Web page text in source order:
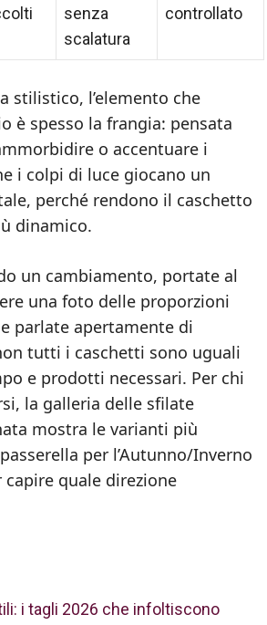
senza
scalatura
controllato
stilistico, l’elemento che
è spesso la frangia: pensata
o accentuare i
i colpi di luce giocano un
perché rendono il caschetto
dinamico.
un cambiamento, portate al
una foto delle proporzioni
parlate apertamente di
tutti i caschetti sono uguali
e prodotti necessari. Per chi
la galleria delle sfilate
mostra le varianti più
per l’Autunno/Inverno
capire quale direzione
i tagli 2026 che infoltiscono